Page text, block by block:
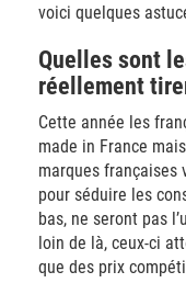
voici quelques
Quelles sont
réellement
Cette année les
made in France
marques françaises
pour séduire les
bas, ne seront pas
loin de là, ceux-ci
que des prix